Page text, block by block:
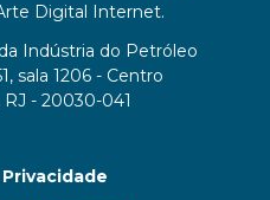
Digital Internet.
Indústria do Petróleo
sala 1206 - Centro
- 20030-041